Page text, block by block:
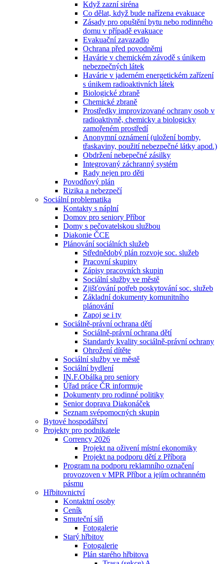
Když zazní siréna
Co dělat, když bude nařízena evakuace
Zásady pro opuštění bytu nebo rodinného
domu v případě evakuace
Evakuační zavazadlo
Ochrana před povodněmi
Havárie v chemickém závodě s únikem
nebezpečných látek
Havárie v jaderném energetickém zařízení
s únikem radioaktivních látek
Biologické zbraně
Chemické zbraně
Prostředky improvizované ochrany osob v
radioaktivně, chemicky a biologicky
zamořeném prostředí
Anonymní oznámení (uložení bomby,
třaskaviny, použití nebezpečné látky apod.)
Obdržení nebepečné zásilky
Integrovaný záchranný systém
Rady nejen pro děti
Povodňový plán
Rizika a nebezpečí
Sociální problematika
Kontakty s náplní
Domov pro seniory Příbor
Domy s pečovatelskou službou
Diakonie ČCE
Plánování sociálních služeb
Střednědobý plán rozvoje soc. služeb
Pracovní skupiny
Zápisy pracovních skupin
Sociální služby ve městě
Zjišťování potřeb poskytování soc. služeb
Základní dokumenty komunitního
plánování
Zapoj se i ty
Sociálně-právní ochrana dětí
Sociálně-právní ochrana dětí
Standardy kvality sociálně-právní ochrany
Ohrožení dítěte
Sociální služby ve městě
Sociální bydlení
IN.F.Obálka pro seniory
Úřad práce ČR informuje
Dokumenty pro rodinné politiky
Senior doprava Diakonáček
Seznam svépomocných skupin
Bytové hospodářství
Projekty pro podnikatele
Corrency 2026
Projekt na oživení místní ekonomiky
Projekt na podporu dětí z Příbora
Program na podporu reklamního označení
provozoven v MPR Příbor a jejím ochranném
pásmu
Hřbitovnictví
Kontaktní osoby
Ceník
Smuteční síň
Fotogalerie
Starý hřbitov
Fotogalerie
Plán starého hřbitova